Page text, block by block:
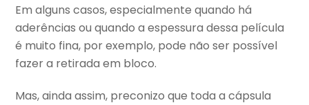
Em alguns casos, especialmente quando há
aderências ou quando a espessura dessa película
é muito fina, por exemplo, pode não ser possível
fazer a retirada em bloco.
Mas, ainda assim, preconizo que toda a cápsula